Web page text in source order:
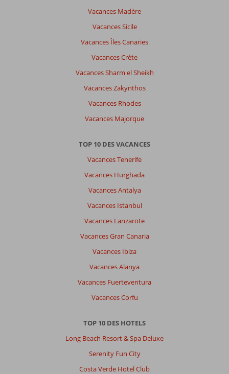
Vacances Madère
Vacances Sicile
Vacances Îles Canaries
Vacances Crète
Vacances Sharm el Sheikh
Vacances Zakynthos
Vacances Rhodes
Vacances Majorque
TOP 10 DES VACANCES
Vacances Tenerife
Vacances Hurghada
Vacances Antalya
Vacances Istanbul
Vacances Lanzarote
Vacances Gran Canaria
Vacances Ibiza
Vacances Alanya
Vacances Fuerteventura
Vacances Corfu
TOP 10 DES HOTELS
Long Beach Resort & Spa Deluxe
Serenity Fun City
Costa Verde Hotel Club